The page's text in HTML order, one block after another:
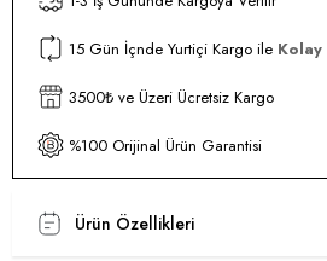
15 Gün İçnde Yurtiçi Kargo ile
3500₺ ve Üzeri Ücretsiz Kargo
%100 Orijinal Ürün Garantisi
Ürün Özellikleri